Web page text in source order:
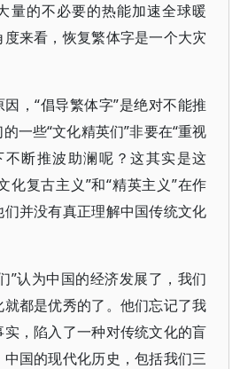
量的不必要的热能加速全球暖
来看，恢复繁体字是一个大灾
，“倡导繁体字”是绝对不能推
一些“文化精英们”非要在“重视
不断推波助澜呢？这其实是这
化复古主义”和“精英主义”在作
并没有真正理解中国传统文化
”认为中国的经济发展了，我们
都是优秀的了。他们忘记了我
，陷入了一种对传统文化的盲
国的现代化历史，包括我们三